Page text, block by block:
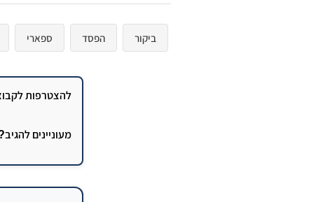
ביקור הפסד ספארי
להצטרפות
מעוניינים